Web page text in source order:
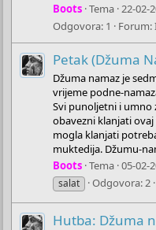
Boots Tema 22-02-
Odgovora: 1 Forum:
Petak (Džuma
Džuma namaz je
vrijeme podne-
Svi punoljetni i umno
obavezni klanjati
mogla klanjati
muktedija. Džumu-
Boots Tema 05-02-
salat
Odgovora: 2
Hutba: Džuma